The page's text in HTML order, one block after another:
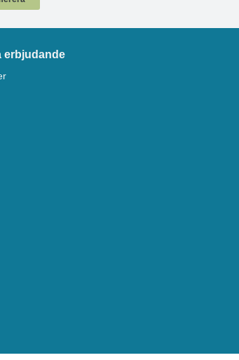
erbjudande